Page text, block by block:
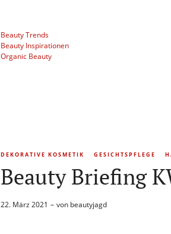
Beauty Trends
Beauty Inspirationen
Organic Beauty
DEKORATIVE KOSMETIK GESICHTSPFLEGE
Beauty Briefing
22. März 2021 von beautyjagd